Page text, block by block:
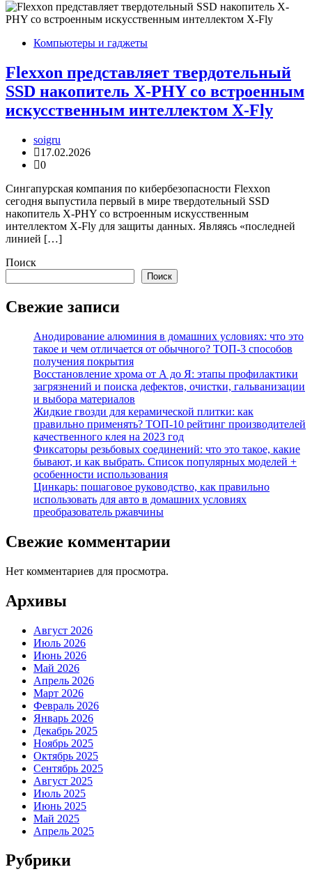
Компьютеры и гаджеты
Flexxon представляет твердотельный
SSD накопитель X-PHY со встроенным
искусственным интеллектом X-Fly
soigru
17.02.2026
0
Сингапурская компания по кибербезопасности Flexxon
сегодня выпустила первый в мире твердотельный SSD
накопитель X-PHY со встроенным искусственным
интеллектом X-Fly для защиты данных. Являясь «последней
линией […]
Поиск
Поиск
Свежие записи
Анодирование алюминия в домашних условиях: что это
такое и чем отличается от обычного? ТОП-3 способов
получения покрытия
Восстановление хрома от А до Я: этапы профилактики
загрязнений и поиска дефектов, очистки, гальванизации
и выбора материалов
Жидкие гвозди для керамической плитки: как
правильно применять? ТОП-10 рейтинг производителей
качественного клея на 2023 год
Фиксаторы резьбовых соединений: что это такое, какие
бывают, и как выбрать. Список популярных моделей +
особенности использования
Цинкарь: пошаговое руководство, как правильно
использовать для авто в домашних условиях
преобразователь ржавчины
Свежие комментарии
Нет комментариев для просмотра.
Архивы
Август 2026
Июль 2026
Июнь 2026
Май 2026
Апрель 2026
Март 2026
Февраль 2026
Январь 2026
Декабрь 2025
Ноябрь 2025
Октябрь 2025
Сентябрь 2025
Август 2025
Июль 2025
Июнь 2025
Май 2025
Апрель 2025
Рубрики